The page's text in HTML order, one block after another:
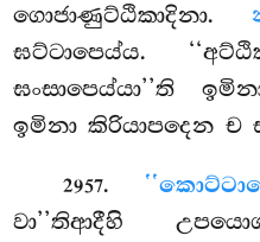
ගොජාණුට්ඨිකාදිනා.
ඝට්ටාපෙය්ය.
ඝංසාපෙය්යා’’ති
ඉමිනා කිරියාපදෙන ච
2957.
වා’’තිආදීහි